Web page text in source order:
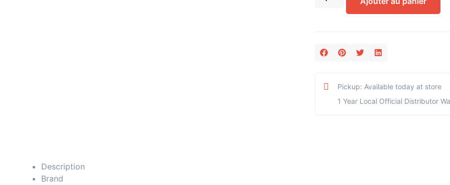
Pickup: Available today at store
1 Year Local Official Distributor
Description
Brand